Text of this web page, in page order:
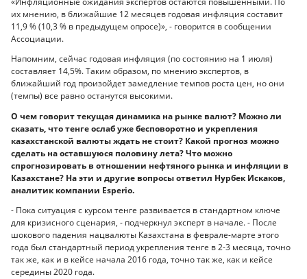
их мнению, в ближайшие 12 месяцев годовая инфляция составит
11,9 % (10,3 % в предыдущем опросе)», - говорится в сообщении
Ассоциации.
Напомним, сейчас годовая инфляция (по состоянию на 1 июля)
составляет 14,5%. Таким образом, по мнению экспертов, в
ближайший год произойдет замедление темпов роста цен, но они
(темпы) все равно останутся высокими.
О чем говорит текущая динамика на рынке валют? Можно ли
сказать, что тенге ослаб уже бесповоротно и укрепления
казахстанской валюты ждать не стоит? Какой прогноз можно
сделать на оставшуюся половину лета? Что можно
спрогнозировать в отношении нефтяного рынка и инфляции в
Казахстане? На эти и другие вопросы ответил Нурбек Искаков,
аналитик компании Esperio.
- Пока ситуация с курсом тенге развивается в стандартном ключе
для кризисного сценария, - подчеркнул эксперт в начале. - После
шокового падения нацвалюты Казахстана в феврале-марте этого
года был стандартный период укрепления тенге в 2-3 месяца, точно
так же, как и в кейсе начала 2016 года, точно так же, как и кейсе
середины 2020 года.